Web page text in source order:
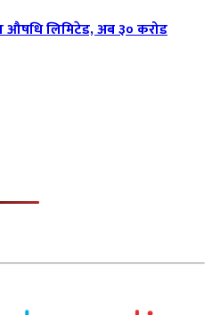
औषधि लिमिटेड, अब ३० करोड